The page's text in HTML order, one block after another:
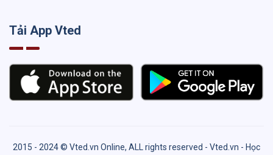
Tải App Vted
2015 - 2024 © Vted.vn Online, ALL rights reserved - Vted.vn - Học